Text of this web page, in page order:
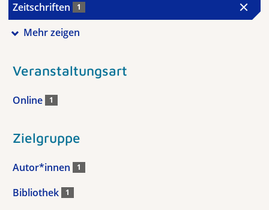
Zeitschriften 1
Mehr zeigen
Veranstaltungsart
Online 1
Zielgruppe
Autor*innen 1
Bibliothek 1